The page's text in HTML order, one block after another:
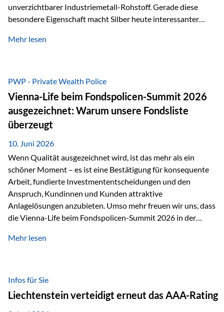
unverzichtbarer Industriemetall-Rohstoff. Gerade diese
besondere Eigenschaft macht Silber heute interessanter
elektrischer – und genau dort spielt Silber eine
Leitfähigkeit aller Metalle. Diese Eigenschaft macht es für
zahlreiche Zukunftstechnologien praktisch unverzichtbar.
Silber findet sich unter anderem in: Solarmodulen
Elektrofahrzeugen Halbleitern Smartphones und Tablets…
Mehr lesen
PWP - Private Wealth Police
Vienna-Life beim Fondspolicen-Summit 2026
ausgezeichnet: Warum unsere Fondsliste
überzeugt
10. Juni 2026
Wenn Qualität ausgezeichnet wird, ist das mehr als ein
schöner Moment – es ist eine Bestätigung für konsequente
Arbeit, fundierte Investmententscheidungen und den
Anspruch, Kundinnen und Kunden attraktive
Anlagelösungen anzubieten. Umso mehr freuen wir uns, dass
die Vienna-Life beim Fondspolicen-Summit 2026 in der
dieser Ehrung ist der renommierte Fondspolicenreport der
analysiert und verglichen wurden. Das Ergebnis: Die ETF-
Auswahl der Vienna-Life zählt zu den drei besten Angeboten
am Markt. Für uns ist diese Auszeichnung eine Bestätigung
Mehr lesen
Infos für Sie
Liechtenstein verteidigt erneut das AAA-Rating